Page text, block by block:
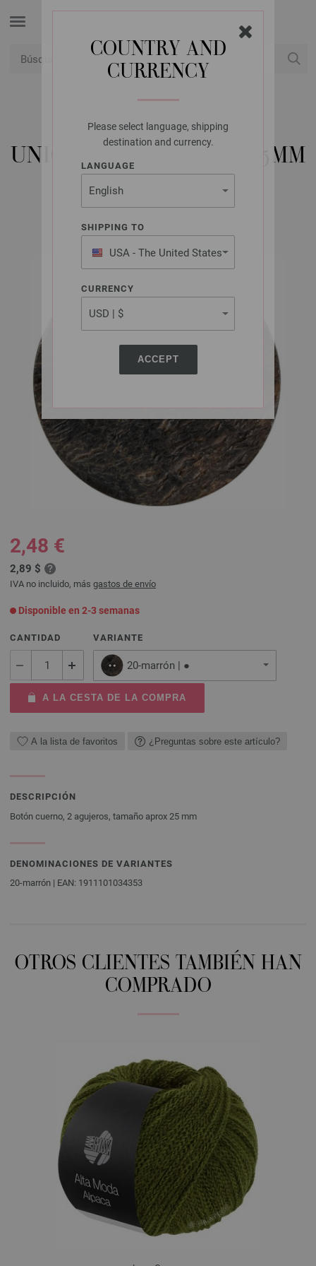
COUNTRY AND
CURRENCY
Please select language, shipping
destination and currency.
LANGUAGE
SHIPPING TO
USA - The United States
of America
CURRENCY
ACCEPT
UNION KNOPF
UNION KNOPF 44840/25MM
N.º de artículo: 44840
2,48 €
2,89 $
IVA no incluido, más gastos de envío
Disponible en 2-3 semanas
CANTIDAD VARIANTE
20-marrón | ●
A LA CESTA DE LA COMPRA
A la lista de favoritos ¿Preguntas sobre este artículo?
DESCRIPCIÓN
Botón cuerno, 2 agujeros, tamaño aprox 25 mm
DENOMINACIONES DE VARIANTES
20-marrón | EAN: 1911101034353
OTROS CLIENTES TAMBIÉN HAN
COMPRADO